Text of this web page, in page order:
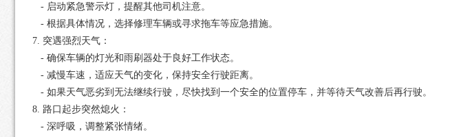
- 启动紧急警示灯，提醒其他司机注意。
- 根据具体情况，选择修理车辆或寻求拖车等应急措施。
7. 突遇强烈天气：
- 确保车辆的灯光和雨刷器处于良好工作状态。
- 减慢车速，适应天气的变化，保持安全行驶距离。
- 如果天气恶劣到无法继续行驶，尽快找到一个安全的位置停车，并等待天气改善后再行驶。
8. 路口起步突然熄火：
- 深呼吸，调整紧张情绪。